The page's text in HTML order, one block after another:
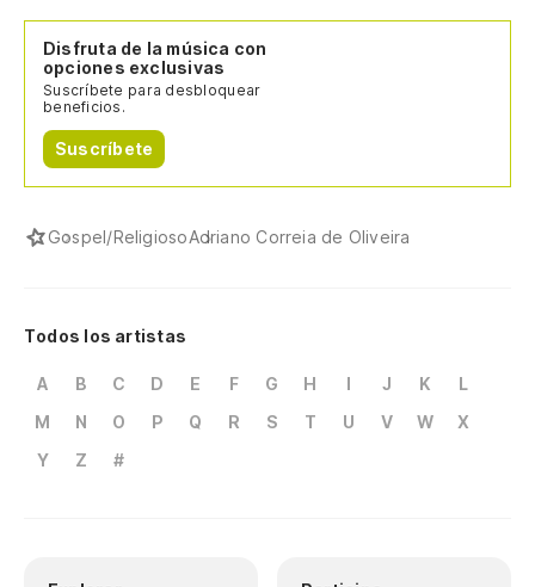
Disfruta de la música con
opciones exclusivas
Suscríbete para desbloquear
beneficios.
Suscríbete
Gospel/ReligiosoAdriano Correia de Oliveira
Todos los artistas
A B C D E F G H I J K
L
M
N O P Q R S T U V W
X
Y
Z #